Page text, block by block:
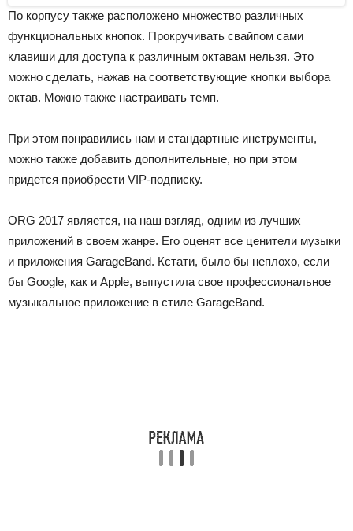
По корпусу также расположено множество различных
функциональных кнопок. Прокручивать свайпом сами
клавиши для доступа к различным октавам нельзя. Это
можно сделать, нажав на соответствующие кнопки выбора
октав. Можно также настраивать темп.
При этом понравились нам и стандартные инструменты,
можно также добавить дополнительные, но при этом
придется приобрести VIP-подписку.
ORG 2017 является, на наш взгляд, одним из лучших
приложений в своем жанре. Его оценят все ценители музыки
и приложения GarageBand. Кстати, было бы неплохо, если
бы Google, как и Apple, выпустила свое профессиональное
музыкальное приложение в стиле GarageBand.